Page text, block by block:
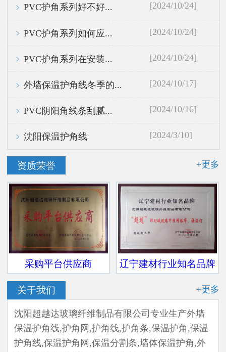
[2024/10/24]
PVC护角系列好不好...
[2024/10/24]
PVC护角系列如何应...
[2024/10/24]
PVC护角系列在安装...
[2024/10/17]
外墙保温护角线冬季的...
[2024/10/16]
PVC阴阳角线条刮腻...
[2024/3/10]
沈阳保温护角线
资质荣誉 +更多
采购平台供应商 辽宁建材行业知名品牌
关于我们 +更多
沈阳超越达玻璃纤维制品有限公司专业生产外墙
保温护角线,护角网,护角线,护角条,保温护角,保温
护角线,保温护角网,保温分割条,墙体保温护角,外